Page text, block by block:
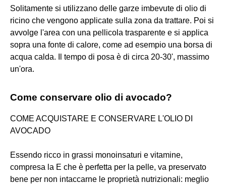
Solitamente si utilizzano delle garze imbevute di olio di
ricino che vengono applicate sulla zona da trattare. Poi si
avvolge l'area con una pellicola trasparente e si applica
sopra una fonte di calore, come ad esempio una borsa di
acqua calda. Il tempo di posa è di circa 20-30', massimo
un'ora.
Come conservare olio di avocado?
COME ACQUISTARE E CONSERVARE L'OLIO DI
AVOCADO
Essendo ricco in grassi monoinsaturi e vitamine,
compresa la E che è perfetta per la pelle, va preservato
bene per non intaccarne le proprietà nutrizionali: meglio